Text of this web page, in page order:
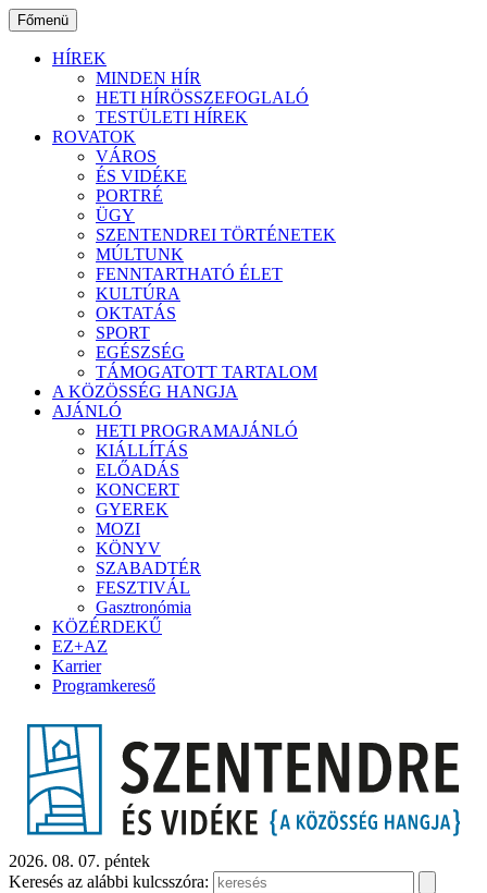
Ugrás
a
tartalomhoz
Főmenü
HÍREK
MINDEN HÍR
HETI HÍRÖSSZEFOGLALÓ
TESTÜLETI HÍREK
ROVATOK
VÁROS
ÉS VIDÉKE
PORTRÉ
ÜGY
SZENTENDREI TÖRTÉNETEK
MÚLTUNK
FENNTARTHATÓ ÉLET
KULTÚRA
OKTATÁS
SPORT
EGÉSZSÉG
TÁMOGATOTT TARTALOM
A KÖZÖSSÉG HANGJA
AJÁNLÓ
HETI PROGRAMAJÁNLÓ
KIÁLLÍTÁS
ELŐADÁS
KONCERT
GYEREK
MOZI
KÖNYV
SZABADTÉR
FESZTIVÁL
Gasztronómia
KÖZÉRDEKŰ
EZ+AZ
Karrier
Programkereső
2026. 08. 07. péntek
Keresés az alábbi kulcsszóra: